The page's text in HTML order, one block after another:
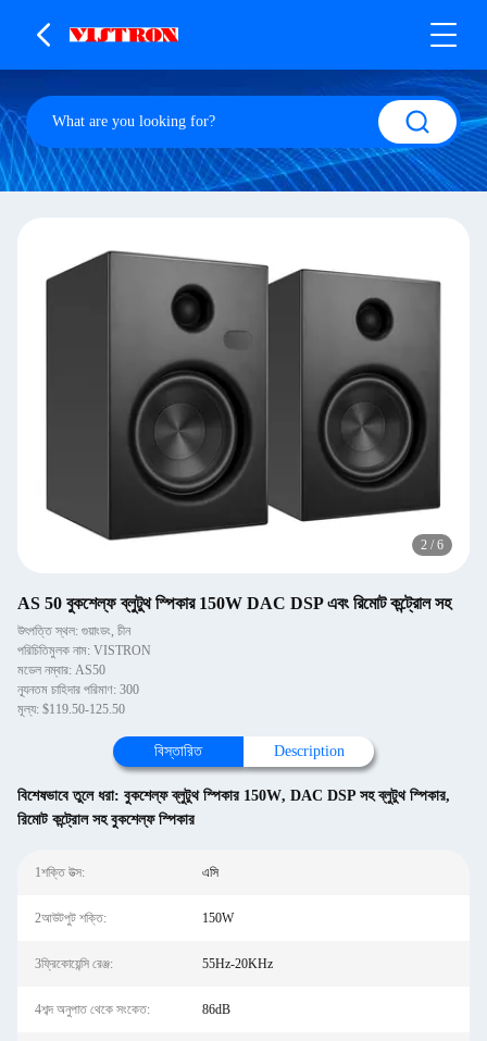
2 / 6
AS 50 বুকশেল্ফ ব্লুটুথ স্পিকার 150W DAC DSP এবং রিমোট কন্ট্রোল সহ
উৎপত্তি স্থল: গুয়াংডং, চীন
পরিচিতিমুলক নাম: VISTRON
মডেল নম্বার: AS50
ন্যূনতম চাহিদার পরিমাণ: 300
মূল্য: $119.50-125.50
বিস্তারিত Description
বিশেষভাবে তুলে ধরা: বুকশেল্ফ ব্লুটুথ স্পিকার 150W, DAC DSP সহ ব্লুটুথ স্পিকার,
রিমোট কন্ট্রোল সহ বুকশেল্ফ স্পিকার
1শক্তি উত্স: এসি
2আউটপুট শক্তি: 150W
3ফ্রিকোয়েন্সি রেঞ্জ: 55Hz-20KHz
4শব্দ অনুপাত থেকে সংকেত: 86dB